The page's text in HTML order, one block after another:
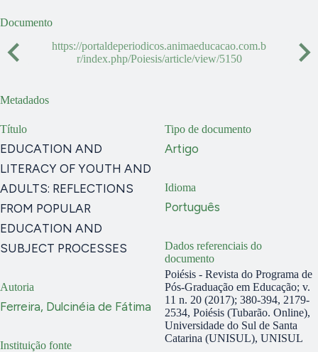
Documento
https://portaldeperiodicos.animaeducacao.com.b
r/index.php/Poiesis/article/view/5150
Metadados
Título
EDUCATION AND
LITERACY OF YOUTH AND
ADULTS: REFLECTIONS
FROM POPULAR
EDUCATION AND
SUBJECT PROCESSES
Autoria
Ferreira, Dulcinéia de Fátima
Instituição fonte
Tipo de documento
Artigo
Idioma
Português
Dados referenciais do
documento
Poiésis - Revista do Programa de
Pós-Graduação em Educação; v.
11 n. 20 (2017); 380-394, 2179-
2534, Poiésis (Tubarão. Online),
Universidade do Sul de Santa
Catarina (UNISUL), UNISUL